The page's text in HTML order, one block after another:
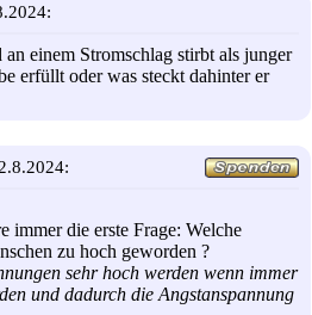
einem Stromschlag stirbt als junger
erfüllt oder was steckt dahinter er
immer die erste Frage: Welche
zu hoch geworden ?
sehr hoch werden wenn immer
und dadurch die Angstanspannung